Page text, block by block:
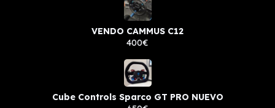
VENDO CAMMUS C12
400€
Cube Controls Sparco GT PRO NUEVO